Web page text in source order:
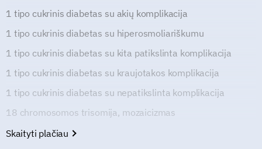
1 tipo cukrinis diabetas su akių komplikacija
1 tipo cukrinis diabetas su hiperosmoliariškumu
1 tipo cukrinis diabetas su kita patikslinta komplikacija
1 tipo cukrinis diabetas su kraujotakos komplikacija
1 tipo cukrinis diabetas su nepatikslinta komplikacija
18 chromosomos trisomija, mozaicizmas
Skaityti plačiau